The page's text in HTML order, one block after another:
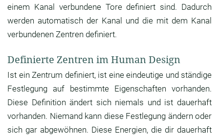
einem Kanal verbundene Tore definiert sind. Dadurch
werden automatisch der Kanal und die mit dem Kanal
verbundenen Zentren definiert.
Definierte Zentren im Human Design
Ist ein Zentrum definiert, ist eine eindeutige und ständige
Festlegung auf bestimmte Eigenschaften vorhanden.
Diese Definition ändert sich niemals und ist dauerhaft
vorhanden. Niemand kann diese Festlegung ändern oder
sich gar abgewöhnen. Diese Energien, die dir dauerhaft